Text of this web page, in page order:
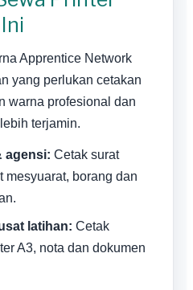
Apprentice Network
yang perlukan cetakan
warna profesional dan
terjamin.
agensi: Cetak surat
mesyuarat, borang dan
latihan: Cetak
A3, nota dan dokumen